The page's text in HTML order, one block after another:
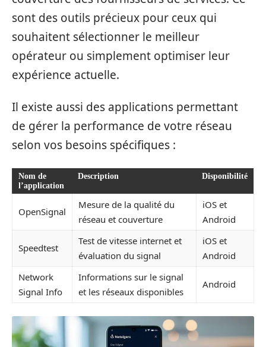
sont des outils précieux pour ceux qui
souhaitent sélectionner le meilleur
opérateur ou simplement optimiser leur
expérience actuelle.
Il existe aussi des applications permettant
de gérer la performance de votre réseau
selon vos besoins spécifiques :
Nom de
l’application
Description Disponibilité
OpenSignal
Mesure de la qualité du
réseau et couverture
iOS et
Android
Speedtest
Test de vitesse internet et
évaluation du signal
iOS et
Android
Network
Signal Info
Informations sur le signal
et les réseaux disponibles
Android